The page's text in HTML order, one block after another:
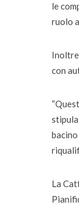
le
ruolo
con
La